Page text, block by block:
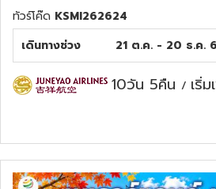
ทัวร์โค๊ด KSMI262624
เดินทางช่วง
21 ต.ค. - 20 ธ.ค.
10วัน 5คืน / เริ่
ทัวร์บาหลี
ทัวร์ออสเตรเลีย